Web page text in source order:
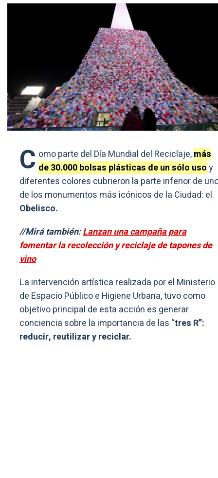
C omo parte del Día Mundial del Reciclaje,más
de 30.000 bolsas plásticas de un sólo usoy
diferentes colores cubrieron la parte inferior de
de los monumentos más icónicos de la Ciudad: el
Obelisco.
//Mirá también:Lanzan una campaña para
fomentar la recolección y reciclaje de tapones de
vino
La intervención artística realizada por el Ministerio
de Espacio Público e Higiene Urbana, tuvo como
objetivo principal de esta acción es generar
conciencia sobre la importancia de las “tres R”:
reducir, reutilizar y reciclar.